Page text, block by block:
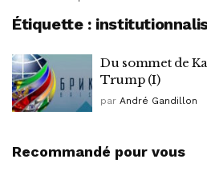
Étiquette :
Du sommet de
Trump (I)
par André Gandillon
Recommandé pour vous